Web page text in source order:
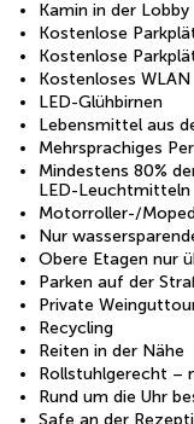
Kamin in der Lobby
Kostenlose
Kostenlose
Kostenloses WLAN
LED-Glühbirnen
Lebensmittel aus
Mehrsprachiges
Mindestens 80%
LED-Leuchtmitteln
Motorroller-/
Nur
Obere Etagen nur
Parken auf der
Private
Recycling
Reiten in der Nähe
Rollstuhlgerecht –
Rund um die Uhr
Safe an der